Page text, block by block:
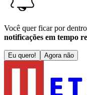
Você quer ficar por
notificações em tempo
Eu quero! Agora não